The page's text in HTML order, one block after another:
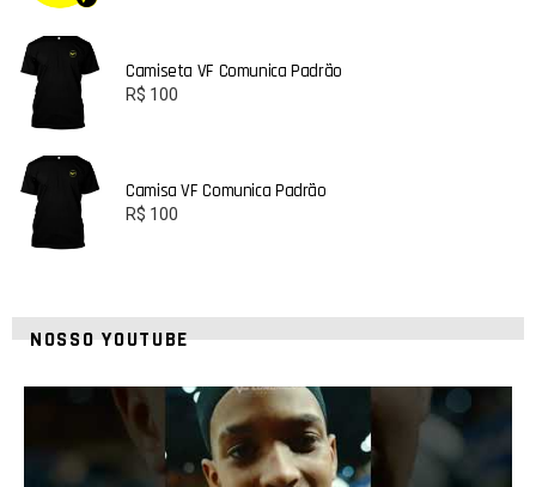
Camiseta VF Comunica Padrão
R$ 100
Camisa VF Comunica Padrão
R$ 100
NOSSO YOUTUBE